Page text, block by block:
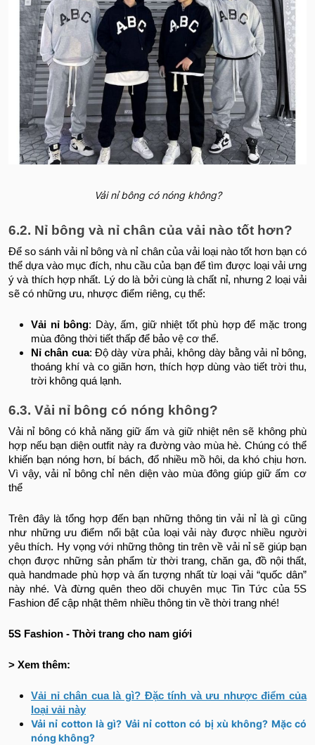
Vải nỉ bông có nóng không?
6.2. Nỉ bông và nỉ chân của vải nào tốt hơn?
Để so sánh vải nỉ bông và nỉ chân của vải loại nào tốt hơn bạn có
thể dựa vào mục đích, nhu cầu của bạn để tìm được loại vải ưng
ý và thích hợp nhất. Lý do là bởi cùng là chất nỉ, nhưng 2 loại vải
sẽ có những ưu, nhược điểm riêng, cụ thể:
Vải nỉ bông: Dày, ấm, giữ nhiệt tốt phù hợp để mặc trong
mùa đông thời tiết thấp để bảo vệ cơ thể.
Nỉ chân cua: Độ dày vừa phải, không dày bằng vải nỉ bông,
thoáng khí và co giãn hơn, thích hợp dùng vào tiết trời thu,
trời không quá lạnh.
6.3. Vải nỉ bông có nóng không?
Vải nỉ bông có khả năng giữ ấm và giữ nhiệt nên sẽ không phù
hợp nếu bạn diện outfit này ra đường vào mùa hè. Chúng có thể
khiến bạn nóng hơn, bí bách, đổ nhiều mồ hôi, da khó chịu hơn.
Vì vậy, vải nỉ bông chỉ nên diện vào mùa đông giúp giữ ấm cơ
thể
Trên đây là tổng hợp đến bạn những thông tin vải nỉ là gì cũng
như những ưu điểm nổi bật của loại vải này được nhiều người
yêu thích. Hy vọng với những thông tin trên về vải nỉ sẽ giúp bạn
chọn được những sản phẩm từ thời trang, chăn ga, đồ nội thất,
quà handmade phù hợp và ấn tượng nhất từ loại vải “quốc dân”
này nhé. Và đừng quên theo dõi chuyên mục Tin Tức của 5S
Fashion để cập nhật thêm nhiều thông tin về thời trang nhé!
5S Fashion - Thời trang cho nam giới
> Xem thêm:
Vải nỉ chân cua là gì? Đặc tính và ưu nhược điểm của
loại vải này
Vải nỉ cotton là gì? Vải nỉ cotton có bị xù không? Mặc có
nóng không?